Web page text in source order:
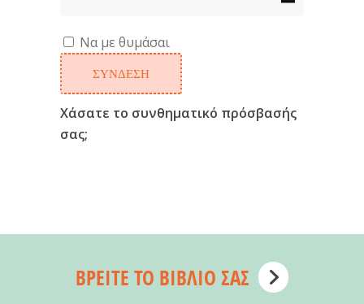
Να με θυμάσαι
ΣΎΝΔΕΣΗ
Χάσατε το συνθηματικό πρόσβασής
σας;
ΒΡΕΊΤΕ ΤΟ ΒΙΒΛΊΟ ΣΑΣ